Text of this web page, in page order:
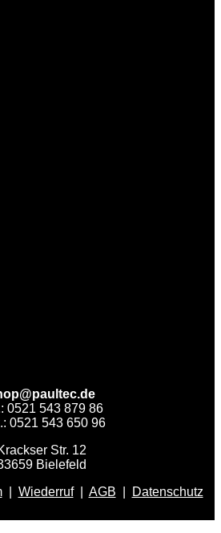
0521 543 879 86
0521 543 650 96
Str. 12
Bielefeld
| Wiederruf| AGB Datenschutz